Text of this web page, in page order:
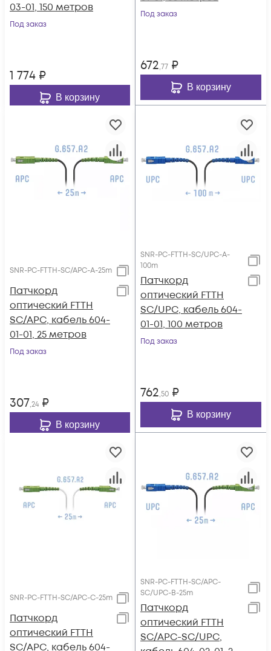
03-01, 150 метров
Под заказ
1 774 ₽
В корзину
Под заказ
672,77 ₽
В корзину
SNR-PC-FTTH-SC/APC-A-25m
Патчкорд
оптический FTTH
SC/APC, кабель 604-
01-01, 25 метров
Под заказ
307,24 ₽
В корзину
SNR-PC-FTTH-SC/UPC-A-
100m
Патчкорд
оптический FTTH
SC/UPC, кабель 604-
01-01, 100 метров
Под заказ
762,50 ₽
В корзину
SNR-PC-FTTH-SC/APC-C-25m
Патчкорд
оптический FTTH
SC/APC, кабель 604-
SNR-PC-FTTH-SC/APC-
SC/UPC-B-25m
Патчкорд
оптический FTTH
SC/APC-SC/UPC,